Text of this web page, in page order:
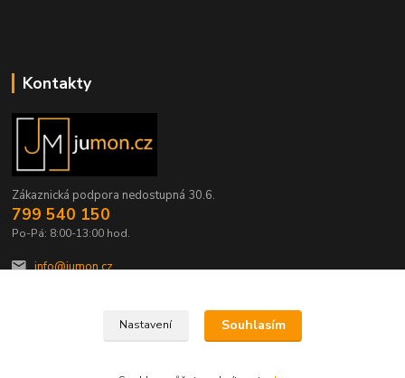
Kontakty
Zákaznická podpora nedostupná 30.6.
799 540 150
Po-Pá: 8:00-13:00 hod.
info@jumon.cz
Nastavení Souhlasím